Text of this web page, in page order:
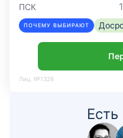
ПСК
ПОЧЕМУ ВЫБИРАЮТ
Лиц. №1326
Есть